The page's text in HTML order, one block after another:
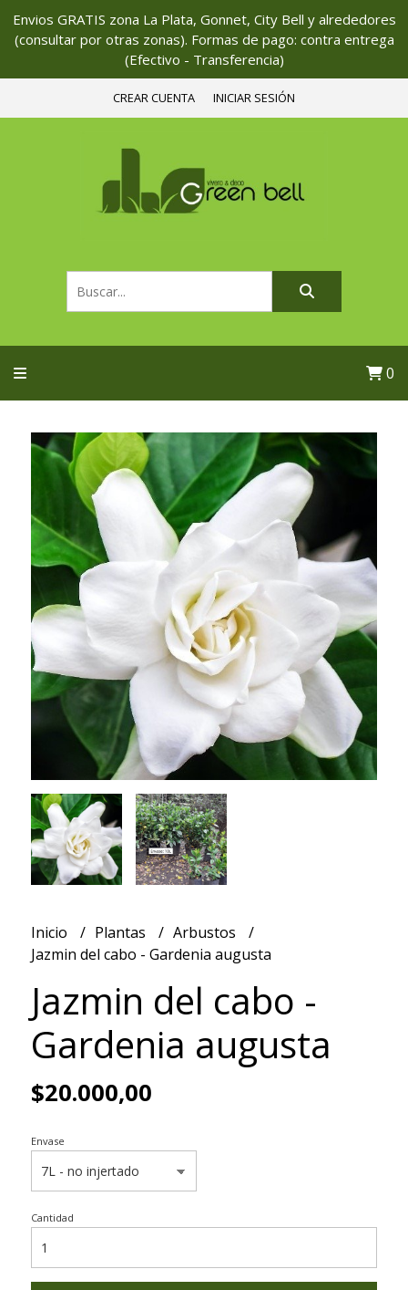
Envios GRATIS zona La Plata, Gonnet, City Bell y alrededores
(consultar por otras zonas). Formas de pago: contra entrega
(Efectivo - Transferencia)
CREAR CUENTA INICIAR SESIÓN
0
Inicio Plantas
Arbustos
Jazmin del cabo - Gardenia augusta
Jazmin del cabo -
Gardenia augusta
$20.000,00
Envase
Cantidad